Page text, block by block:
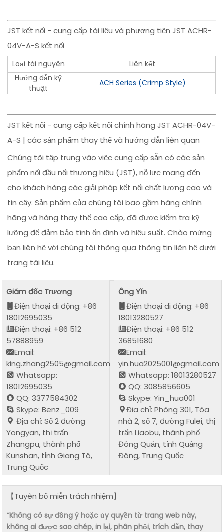
JST kết nối - cung cấp tài liệu và phương tiện JST ACHR-
04V-A-S kết nối
Loại tài nguyên
Liên kết
Hướng dẫn kỹ
thuật
ACH Series (Crimp Style)
JST kết nối - cung cấp kết nối chính hãng JST ACHR-04V-
A-S | các sản phẩm thay thế và hướng dẫn liên quan
Chúng tôi tập trung vào việc cung cấp sẵn có các sản
phẩm nối đầu nối thương hiệu (JST), nỗ lực mang đến
cho khách hàng các giải pháp kết nối chất lượng cao và
tin cậy. Sản phẩm của chúng tôi bao gồm hàng chính
hãng và hàng thay thế cao cấp, đã được kiểm tra kỹ
lưỡng để đảm bảo tính ổn định và hiệu suất. Chào mừng
bạn liên hệ với chúng tôi thông qua thông tin liên hệ dưới
trang tài liệu.
Giám đốc Trương
Điện thoại di động: +86
18012695035
Điện thoại: +86 512
57888959
Email:
king.zhang2505@gmail.com
Whatsapp:
18012695035
QQ: 3377584302
Skype: Benz_009
Địa chỉ: Số 2 đường
Yongyan, thị trấn
Zhangpu, thành phố
Kunshan, tỉnh Giang Tô,
Trung Quốc
Ông Yǐn
Điện thoại di động: +86
18013280527
Điện thoại: +86 512
36851680
Email:
yin.hua2025001@gmail.com
Whatsapp: 18013280527
QQ: 3085856605
Skype: Yin_hua001
Địa chỉ: Phòng 301, Tòa
nhà 2, số 7, đường Fulei, thị
trấn Liaobu, thành phố
Đông Quản, tỉnh Quảng
Đông, Trung Quốc
【Tuyên bố miễn trách nhiệm】
“Không có sự đồng ý hoặc ủy quyền từ trang web này,
không ai được sao chép, in lại, phân phối, trích dẫn, thay